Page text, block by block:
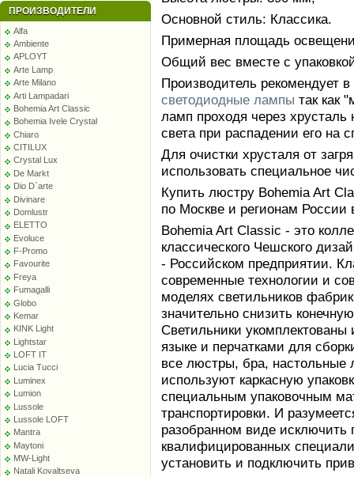
ПРОИЗВОДИТЕЛИ
Alfa
Ambiente
APLOYT
Arte Lamp
Arte Milano
Arti Lampadari
Bohemia Art Classic
Bohemia Ivele Crystal
Chiaro
CITILUX
Crystal Lux
De Markt
Dio D`arte
Divinare
Domlustr
ELETTO
Evoluce
F-Promo
Favourite
Freya
Fumagalli
Globo
Kemar
KINK Light
Lightstar
LOFT IT
Lucia Tucci
Luminex
Lumion
Lussole
Lussole LOFT
Mantra
Maytoni
MW-Light
Natali Kovaltseva
Основной стиль: Классика.
Примерная площадь
Общий вес вместе с
Производитель рекомендует
светодиодные лампы так как
ламп проходя через хрусталь
света при распадении его на
Для очистки хрусталя от
использовать специальное
Купить люстру Bohemia Art
по Москве и регионам России
Bohemia Art Classic - это
классического Чешского
- Российском предприятии.
современные технологии и
моделях светильников
значительно снизить
Светильники
языке и перчатками для
все люстры, бра, настольные
используют каркасную
специальным упаковочным
транспортировки. И
разобранном виде исключить
квалифицированных
установить и подключить